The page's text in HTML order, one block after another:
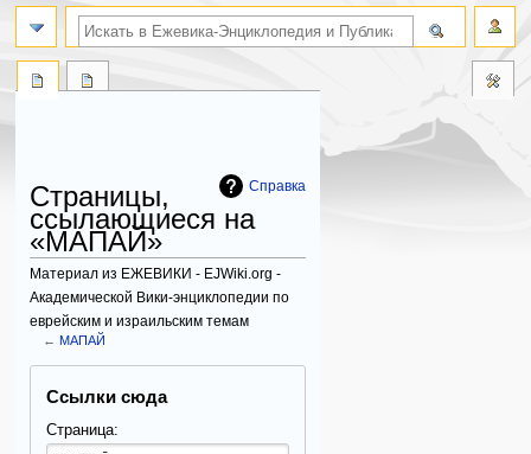
Справка
Страницы,
ссылающиеся на
«МАПАЙ»
Материал из ЕЖЕВИКИ - EJWiki.org -
Академической Вики-энциклопедии по
еврейским и израильским темам
←МАПАЙ
Ссылки сюда
Страница:
поиск по словам